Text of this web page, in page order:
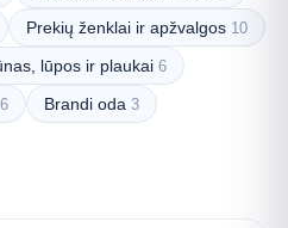
Prekių ženklai ir apžvalgos 10
lūpos ir plaukai 6
6 Brandi oda 3